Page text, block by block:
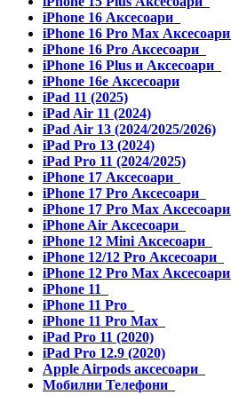
iPhone 16 Аксесоари
iPhone 16 Pro Max Аксесоари
iPhone 16 Pro Аксесоари
iPhone 16 Plus и Аксесоари
iPhone 16e Аксесоари
iPad 11 (2025)
iPad Air 11 (2024)
iPad Air 13 (2024/2025/2026)
iPad Pro 13 (2024)
iPad Pro 11 (2024/2025)
iPhone 17 Аксесоари
iPhone 17 Pro Аксесоари
iPhone 17 Pro Max Аксесоари
iPhone Air Аксесоари
iPhone 12 Mini Аксесоари
iPhone 12/12 Pro Аксесоари
iPhone 12 Pro Max Аксесоари
iPhone 11
iPhone 11 Pro
iPhone 11 Pro Max
iPad Pro 11 (2020)
iPad Pro 12.9 (2020)
Apple Airpods аксесоари
Мобилни Телефони